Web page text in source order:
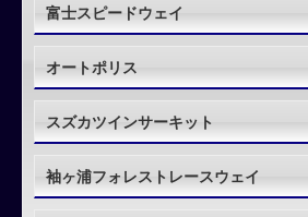
富士スピードウェイ
オートポリス
スズカツインサーキット
袖ヶ浦フォレストレースウェイ